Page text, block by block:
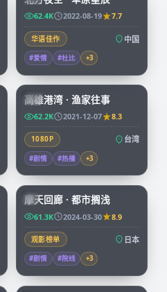
62.4K 2022-08-19 7.7
华语佳作 中国
#爱情 #杜比 +3
TW
高雄港湾 · 渔家往事
62.2K 2021-12-07 8.3
1080P 台湾
#剧情 #热播 +3
JP
45:37
摩天回廊 · 都市搁浅
61.3K 2024-03-30 8.9
观影榜单 日本
#剧情 #院线 +3